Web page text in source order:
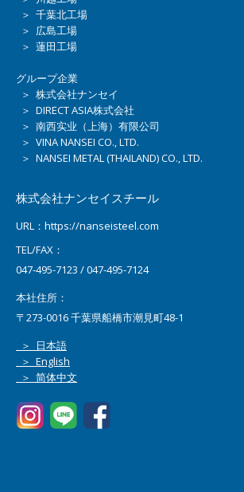
＞ 千葉北工場
＞ 広島工場
＞ 蓮田工場
グループ企業
＞ 株式会社ナンセイ
＞ DIRECT ASIA株式会社
＞ 南西实业（上海）有限公司
＞ VINA NANSEI CO., LTD.
＞ NANSEI METAL (THAILAND) CO., LTD.
株式会社ナンセイスチール
URL：https://nanseisteel.com
TEL/FAX：
047-495-7123 / 047-495-7124
本社住所：
〒273-0016 千葉県船橋市潮見町48-1
＞ 日本語
＞ English
＞ 简体中文